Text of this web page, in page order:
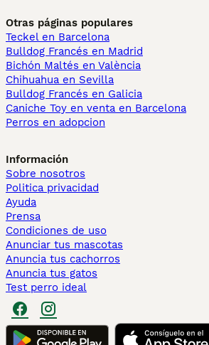
Otras páginas populares
Teckel en Barcelona
Bulldog Francés en Madrid
Bichón Maltés en València
Chihuahua en Sevilla
Bulldog Francés en Galicia
Caniche Toy en venta en Barcelona
Perros en adopcion
Información
Sobre nosotros
Politica privacidad
Ayuda
Prensa
Condiciones de uso
Anunciar tus mascotas
Anuncia tus cachorros
Anuncia tus gatos
Test perro ideal